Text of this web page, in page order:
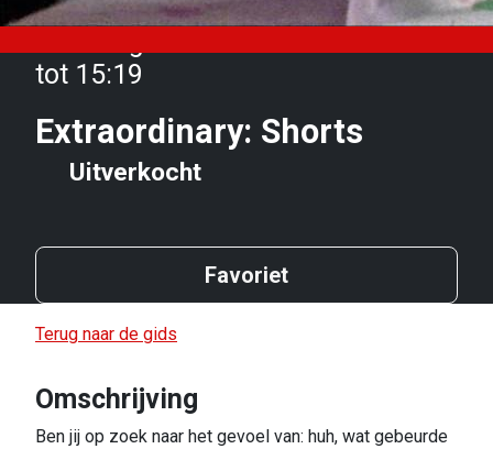
tot 15:19
Extraordinary: Shorts
Uitverkocht
Favoriet
Terug naar de gids
Omschrijving
Ben jij op zoek naar het gevoel van: huh, wat gebeurde